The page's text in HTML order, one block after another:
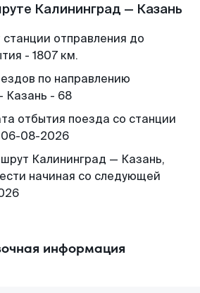
Калининград — Казань
станции отправления до
- 1807 км.
по направлению
Казань - 68
отбытия поезда со станции
06-08-2026
Калининград — Казань,
начиная со следующей
информация